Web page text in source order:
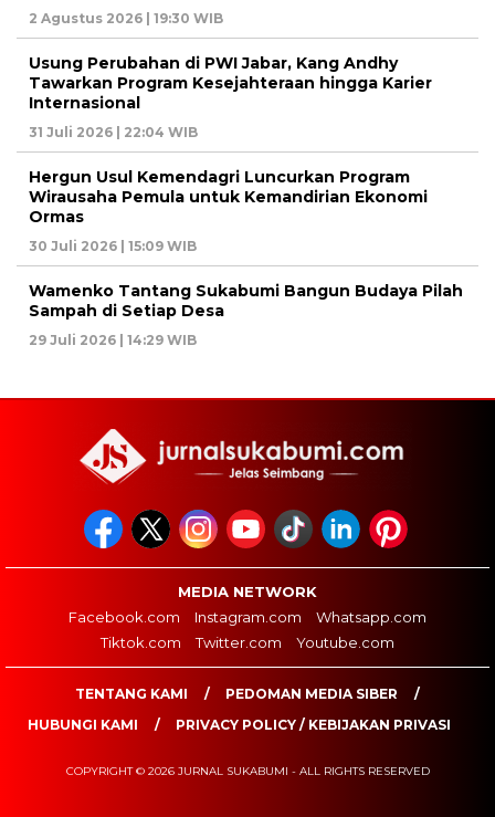
2 Agustus 2026 | 19:30 WIB
Usung Perubahan di PWI Jabar, Kang Andhy
Tawarkan Program Kesejahteraan hingga Karier
Internasional
31 Juli 2026 | 22:04 WIB
Hergun Usul Kemendagri Luncurkan Program
Wirausaha Pemula untuk Kemandirian Ekonomi
Ormas
30 Juli 2026 | 15:09 WIB
Wamenko Tantang Sukabumi Bangun Budaya Pilah
Sampah di Setiap Desa
29 Juli 2026 | 14:29 WIB
MEDIA NETWORK
Facebook.com
Instagram.com
Whatsapp.com
Tiktok.com
Twitter.com Youtube.com
TENTANG KAMI
PEDOMAN MEDIA SIBER
HUBUNGI KAMI
PRIVACY POLICY / KEBIJAKAN PRIVASI
COPYRIGHT © 2026 JURNAL SUKABUMI - ALL RIGHTS RESERVED